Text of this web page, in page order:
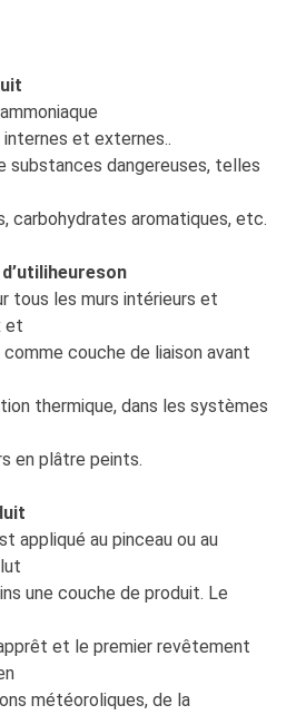
et externes..
substances dangereuses, telles
carbohydrates aromatiques, etc.
tous les murs intérieurs et
et
couche de liaison avant
thermique, dans les systèmes
en plâtre peints.
appliqué au pinceau ou au
une couche de produit. Le
et le premier revêtement
météoroliques, de la